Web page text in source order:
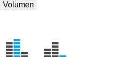
Volumen